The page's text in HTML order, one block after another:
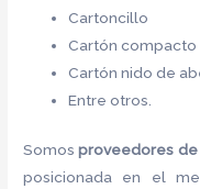
Cartoncillo
Cartón compacto
Cartón nido de
Entre otros.
Somosproveedores
posicionada en el